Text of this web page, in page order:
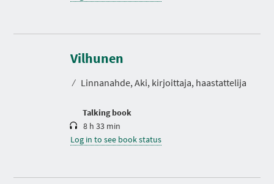
Vilhunen
⁄ Linnanahde, Aki, kirjoittaja, haastattelija
Talking book
D
r
a
i
8 h 33 min
Log in to see book status
D